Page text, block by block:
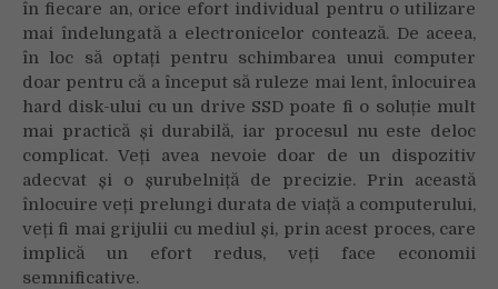
durata
de
viață
și
să
economisești
bani
același
timp
în fiecare an, orice efort individual pentru o utilizare
mai îndelungată a electronicelor contează. De aceea,
în loc să optați pentru schimbarea unui computer
doar pentru că a început să ruleze mai lent, înlocuirea
hard disk-ului cu un drive SSD poate fi o soluție mult
mai practică și durabilă, iar procesul nu este deloc
complicat. Veți avea nevoie doar de un dispozitiv
adecvat și o șurubelniță de precizie. Prin această
înlocuire veți prelungi durata de viață a computerului,
veți fi mai grijulii cu mediul și, prin acest proces, care
implică un efort redus, veți face economii
semnificative.